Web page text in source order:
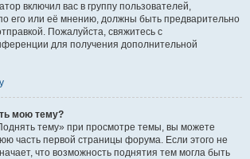
включил вас в группу пользователей,
его или её мнению, должны быть предварительно
Пожалуйста, свяжитесь с
для получения дополнительной
мою тему?
тему» при просмотре темы, вы можете
часть первой страницы форума. Если этого не
что возможность поднятия тем могла быть